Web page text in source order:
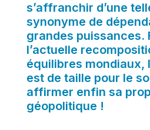
s’affranchir d’une
synonyme de
grandes puissances.
l’actuelle
équilibres mondiaux,
est de taille pour le
affirmer enfin sa
géopolitique !